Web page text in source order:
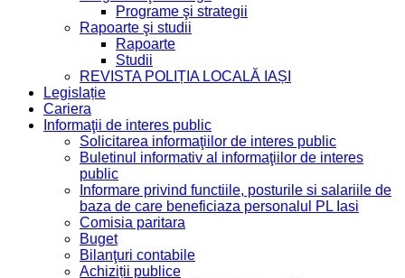
Programe şi strategii
Rapoarte şi studii
Rapoarte
Studii
REVISTA POLIȚIA LOCALĂ IAȘI
Legislație
Cariera
Informaţii de interes public
Solicitarea informaţiilor de interes public
Buletinul informativ al informaţiilor de interes
public
Informare privind functiile, posturile si salariile de
baza de care beneficiaza personalul PL Iasi
Comisia paritara
Buget
Bilanţuri contabile
Achiziții publice